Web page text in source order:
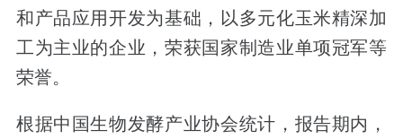
和产品应用开发为基础，以多元化玉米精深加
工为主业的企业，荣获国家制造业单项冠军等
荣誉。
根据中国生物发酵产业协会统计，报告期内，